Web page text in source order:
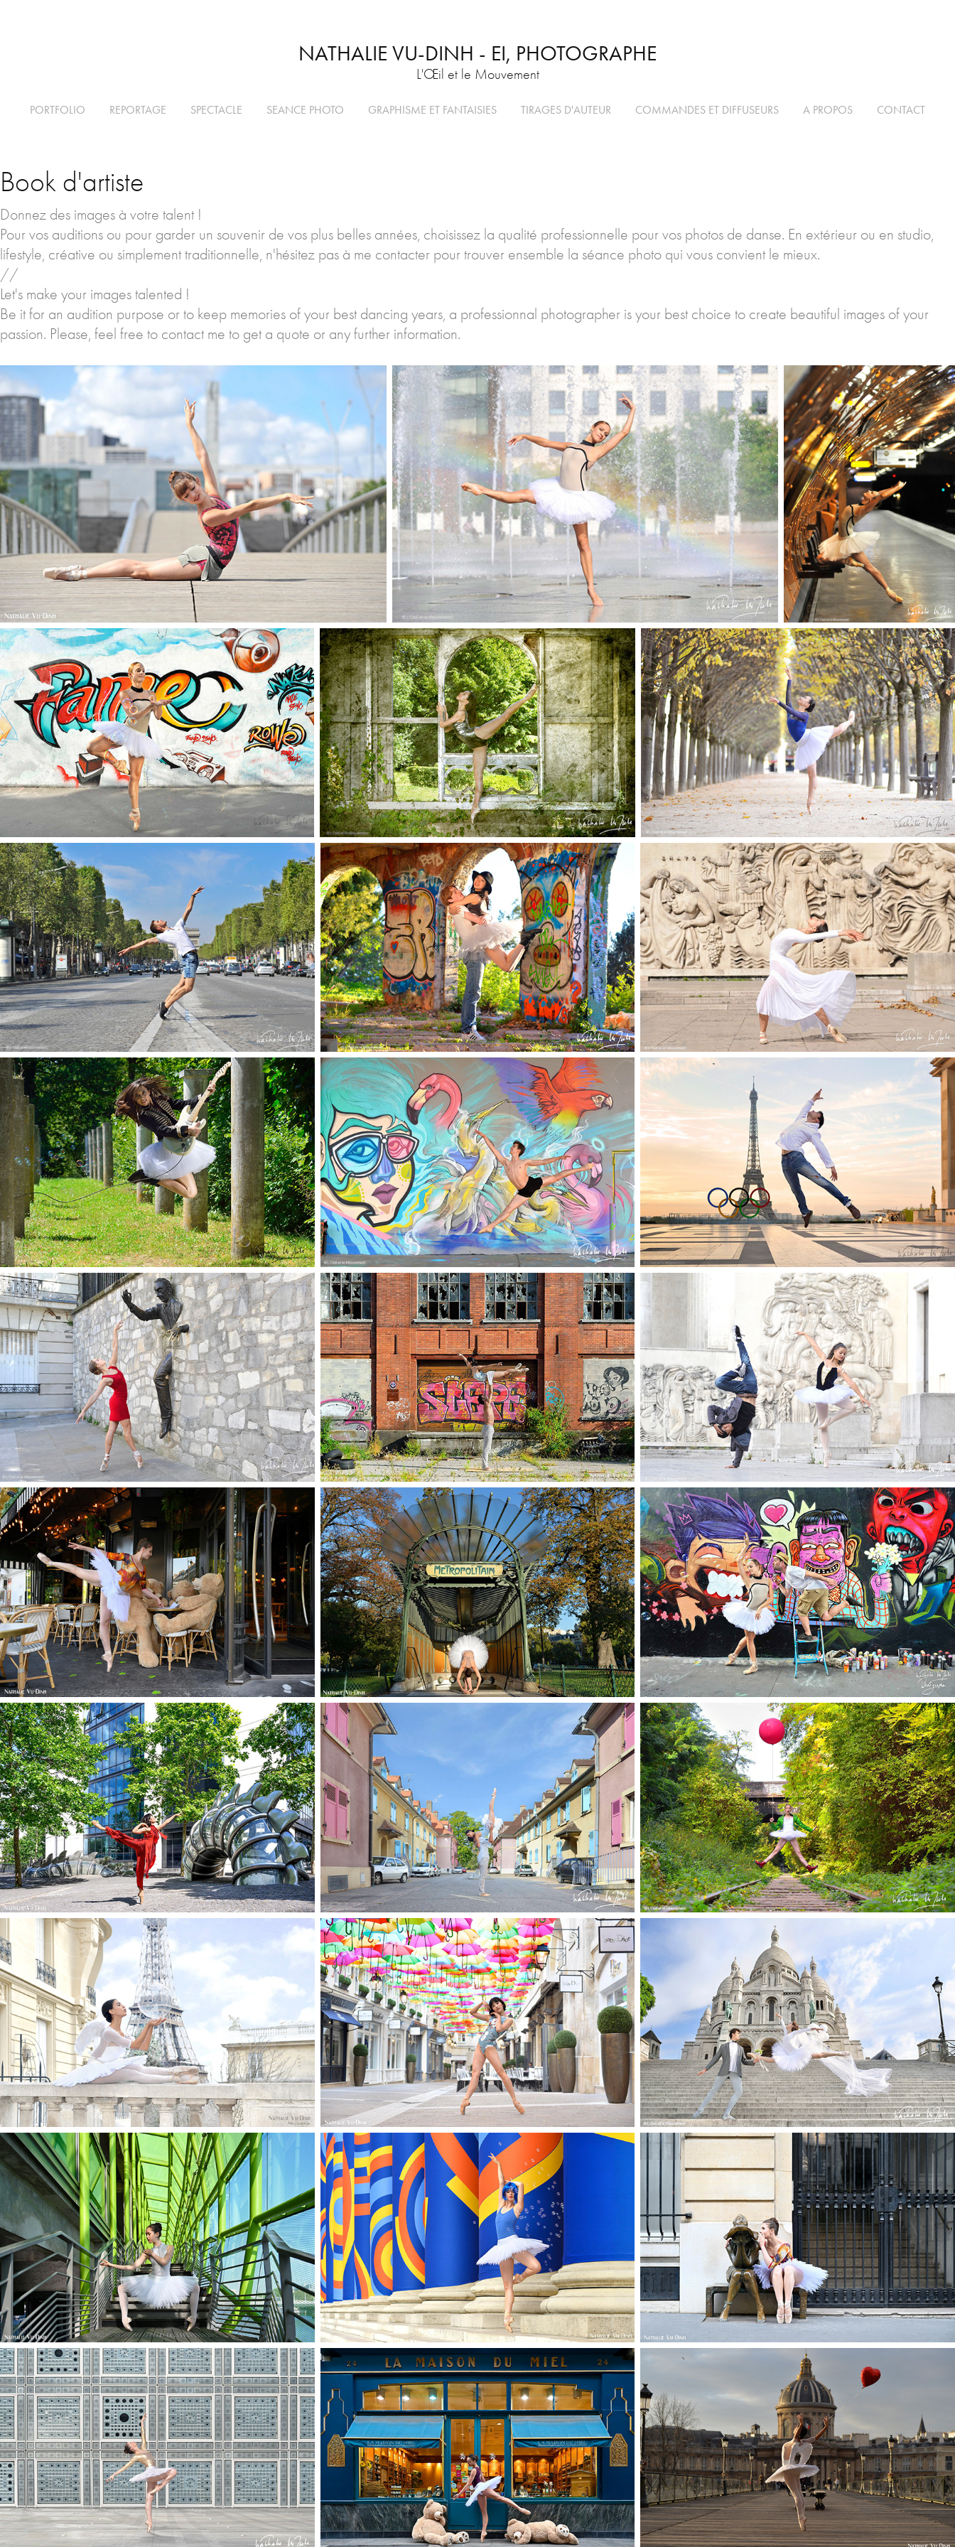
NATHALIE VU-DINH - EI, PHOTOGRAPHE
L'Œil et le Mouvement
PORTFOLIO REPORTAGE SPECTACLE SEANCE PHOTO GRAPHISME ET FANTAISIES TIRAGES D'AUTEUR COMMANDES ET DIFFUSEURS A PROPOS CONTACT
Book d'artiste
Donnez des images à votre talent !
Pour vos auditions ou pour garder un souvenir de vos plus belles années, choisissez la qualité professionnelle pour vos photos de danse. En extérieur ou en studio,
lifestyle, créative ou simplement traditionnelle, n'hésitez pas à me contacter pour trouver ensemble la séance photo qui vous convient le mieux.
//
Let's make your images talented !
Be it for an audition purpose or to keep memories of your best dancing years, a professionnal photographer is your best choice to create beautiful images of your